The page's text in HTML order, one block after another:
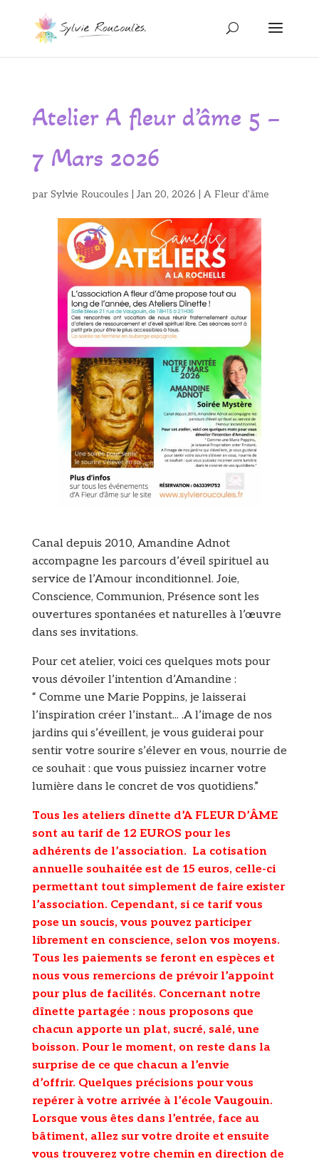
Atelier A fleur d’âme 5 –
7 Mars 2026
par Sylvie Roucoules |Jan 20, 2026 A Fleur d'âme
Canal depuis 2010, Amandine Adnot
accompagne les parcours d’éveil spirituel au
service de l’Amour inconditionnel. Joie,
Conscience, Communion, Présence sont les
ouvertures spontanées et naturelles à l’œuvre
dans ses invitations.
Pour cet atelier, voici ces quelques mots pour
vous dévoiler l’intention d’Amandine :
“ Comme une Marie Poppins, je laisserai
l’inspiration créer l’instant... .A l’image de nos
jardins qui s’éveillent, je vous guiderai pour
sentir votre sourire s’élever en vous, nourrie de
ce souhait : que vous puissiez incarner votre
lumière dans le concret de vos quotidiens.”
Tous les ateliers dînette d’A FLEUR D’ÂME
sont au tarif de 12 EUROS pour les
adhérents de l’association. La cotisation
annuelle souhaitée est de 15 euros, celle-ci
permettant tout simplement de faire exister
l’association. Cependant, si ce tarif vous
pose un soucis, vous pouvez participer
librement en conscience, selon vos moyens.
Tous les paiements se feront en espèces et
nous vous remercions de prévoir l’appoint
pour plus de facilités. Concernant notre
dînette partagée : nous proposons que
chacun apporte un plat, sucré, salé, une
boisson. Pour le moment, on reste dans la
surprise de ce que chacun a l’envie
d’offrir. Quelques précisions pour vous
repérer à votre arrivée à l’école Vaugouin.
Lorsque vous êtes dans l’entrée, face au
bâtiment, allez sur votre droite et ensuite
vous trouverez votre chemin en direction de